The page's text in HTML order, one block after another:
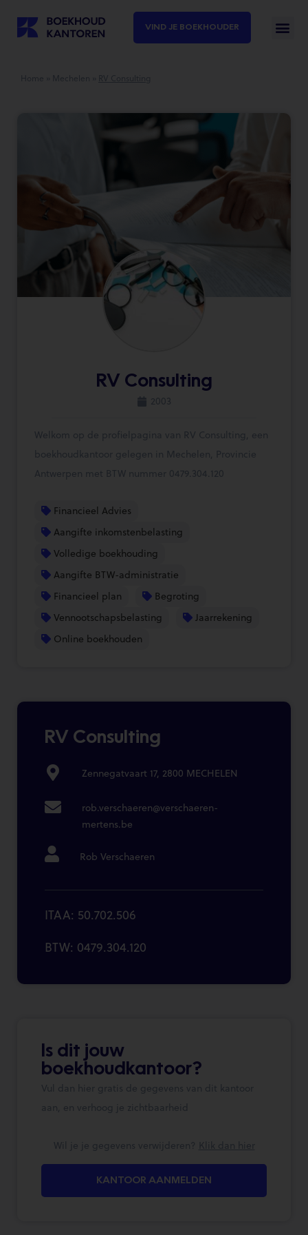
VIND JE BOEKHOUDER
RV Consulting
2003
Welkom op de profielpagina van RV Consulting, een
boekhoudkantoor gelegen in Mechelen, Provincie
Antwerpen met BTW nummer 0479.304.120
Financieel Advies
Aangifte inkomstenbelasting
Volledige boekhouding
Aangifte BTW-administratie
Financieel plan
Begroting
Vennootschapsbelasting
Jaarrekening
Online boekhouden
RV Consulting
Zennegatvaart 17, 2800 MECHELEN
rob.verschaeren@verschaeren-
mertens.be
Rob Verschaeren
ITAA: 50.702.506
BTW: 0479.304.120
Is dit jouw
boekhoudkantoor?
Vul dan hier gratis de gegevens van dit kantoor
aan, en verhoog je zichtbaarheid
Wil je je gegevens verwijderen? Klik dan hier
KANTOOR AANMELDEN